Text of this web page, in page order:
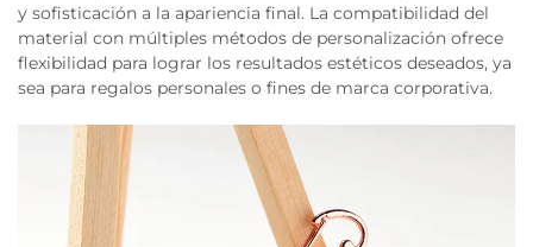
y sofisticación a la apariencia final. La compatibilidad del
material con múltiples métodos de personalización ofrece
flexibilidad para lograr los resultados estéticos deseados, ya
sea para regalos personales o fines de marca corporativa.